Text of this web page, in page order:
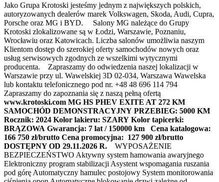
Jako Grupa Krotoski jesteśmy jednym z największych polskich,
autoryzowanych dealerów marek Volkswagen, Skoda, Audi, Cupra,
Porsche oraz MG i BYD. Salony MG należące do Grupy
Krotoski zlokalizowane są w Łodzi, Warszawie, Poznaniu,
Wrocławiu oraz Katowicach. Liczba salonów umożliwia naszym
Klientom dostęp do szerokiej oferty samochodów nowych oraz
usług serwisowych zgodnych ze wszelkimi wytycznymi
producenta. Zapraszamy do odwiedzenia naszej lokalizacji w
Warszawie przy ul. Wawelskiej 3D 02-034, Warszawa Wawelska
lub kontaktu telefonicznego pod nr. +48 48 696 114 794
Zapraszamy do zapoznania się z naszą pełną ofertą
www.krotoski.com MG HS PHEV EXITE AT 272 KM
SAMOCHÓD DEMONSTRACYJNY PRZEBIEG: 5000 KM
Rocznik: 2024 Kolor lakieru: SZARY Kolor tapicerki:
BRĄZOWA Gwarancja: 7 lat / 150000 km
Cena katalogowa:
166 750 zł/brutto Cena promocyjna: 127 900 zł/brutto
DOSTĘPNY OD 29.11.2026 R. WYPOSAŻENIE
BEZPIECZEŃSTWO Aktywny system hamowania awaryjnego
Elektroniczny program stabilizacji Asystent wspomagania ruszania
pod górę Automatyczny hamulec postojowy System monitorowania